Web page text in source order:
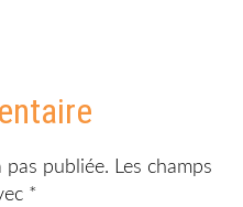
pas publiée. Les champs
*